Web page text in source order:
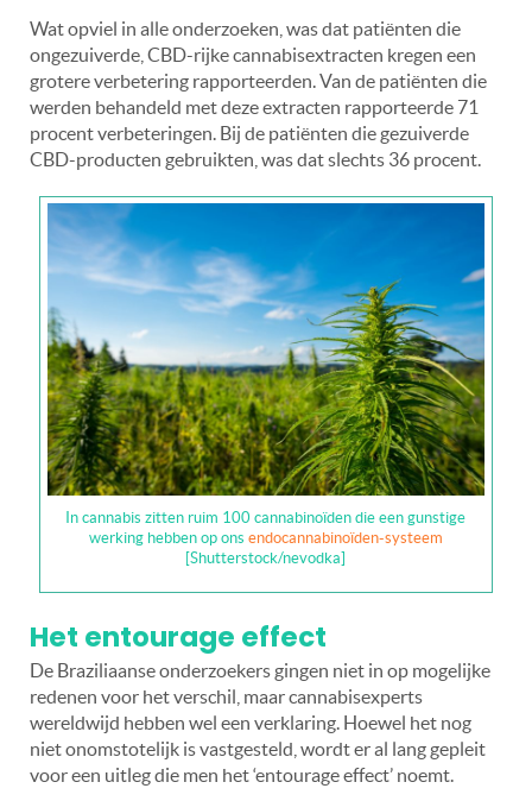
Wat opviel in alle onderzoeken, was dat patiënten die
ongezuiverde, CBD-rijke cannabisextracten kregen een
grotere verbetering rapporteerden. Van de patiënten die
werden behandeld met deze extracten rapporteerde 71
procent verbeteringen. Bij de patiënten die gezuiverde
CBD-producten gebruikten, was dat slechts 36 procent.
In cannabis zitten ruim 100 cannabinoïden die een gunstige
werking hebben op ons endocannabinoïden-systeem
[Shutterstock/nevodka]
Het entourage effect
De Braziliaanse onderzoekers gingen niet in op mogelijke
redenen voor het verschil, maar cannabisexperts
wereldwijd hebben wel een verklaring. Hoewel het nog
niet onomstotelijk is vastgesteld, wordt er al lang gepleit
voor een uitleg die men het ‘entourage effect’ noemt.